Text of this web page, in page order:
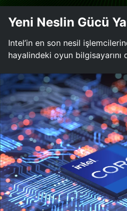
Yeni Neslin Gücü
Intel’in en son nesil
hayalindeki oyun bilgisayarını